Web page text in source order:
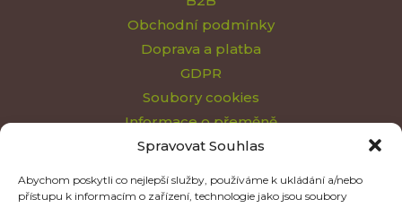
Spravovat Souhlas
Abychom poskytli co nejlepší služby, používáme k ukládání a/nebo
přístupu k informacím o zařízení, technologie jako jsou soubory
Obchodní podmínky
Doprava a platba
GDPR
Soubory cookies
Informace o přeměně
Můj účet